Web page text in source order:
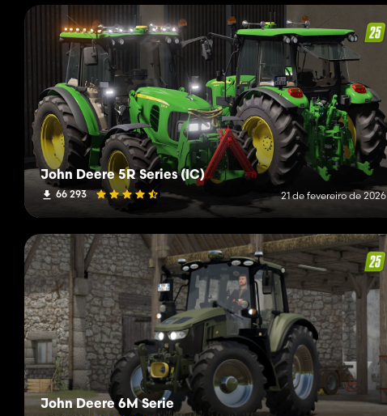
John Deere 5R Series (IC)
66 293 21 de fevereiro de 2026
John Deere 6M Serie